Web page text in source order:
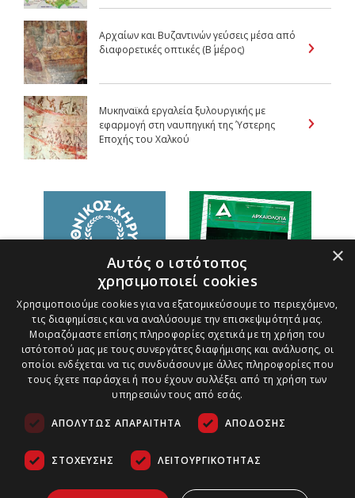
Αρχαίων και Βυζαντινών γεύσεις μέσα από
διαφορετικές οπτικές (Β΄ μέρος)
Μυκηναϊκά εργαλεία ξυλουργικής με
εφαρμογή στη ναυπηγική της Ύστερης
Εποχής του Χαλκού
×
Αυτός ο ιστότοπος
χρησιμοποιεί cookies
Χρησιμοποιούμε cookies για να εξατομικεύσουμε το περιεχόμενο,
τις διαφημίσεις και να αναλύσουμε την επισκεψιμότητά μας.
Μοιραζόμαστε επίσης πληροφορίες σχετικά με τη χρήση του
ιστότοπού μας με τους συνεργάτες διαφήμισης και ανάλυσης, οι
οποίοι ενδέχεται να τις συνδυάσουν με άλλες πληροφορίες που
τους έχετε παράσχει ή που έχουν συλλέξει από τη χρήση των
υπηρεσιών τους από εσάς.
ΑΠΟΛΎΤΩΣ ΑΠΑΡΑΊΤΗΤΑ ΑΠΌΔΟΣΗΣ
ΣΤΌΧΕΥΣΗΣ ΛΕΙΤΟΥΡΓΙΚΌΤΗΤΑΣ